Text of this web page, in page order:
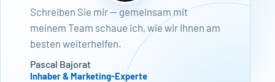
Schreiben Sie mir — gemeinsam mit
meinem Team schaue ich, wie wir Ihnen am
besten weiterhelfen.
Pascal Bajorat
Inhaber & Marketing-Experte